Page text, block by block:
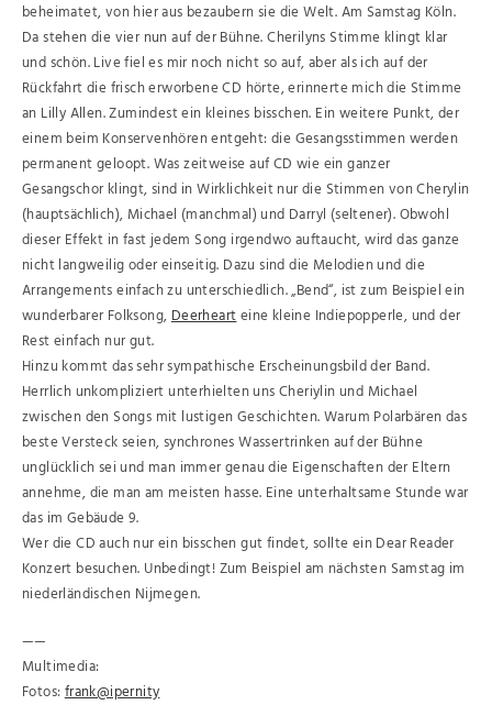
beheimatet, von hier aus bezaubern sie die Welt. Am Samstag Köln.
Da stehen die vier nun auf der Bühne. Cherilyns Stimme klingt klar
und schön. Live fiel es mir noch nicht so auf, aber als ich auf der
Rückfahrt die frisch erworbene CD hörte, erinnerte mich die Stimme
an Lilly Allen. Zumindest ein kleines bisschen. Ein weitere Punkt, der
einem beim Konservenhören entgeht: die Gesangsstimmen werden
permanent geloopt. Was zeitweise auf CD wie ein ganzer
Gesangschor klingt, sind in Wirklichkeit nur die Stimmen von Cherylin
(hauptsächlich), Michael (manchmal) und Darryl (seltener). Obwohl
dieser Effekt in fast jedem Song irgendwo auftaucht, wird das ganze
nicht langweilig oder einseitig. Dazu sind die Melodien und die
Arrangements einfach zu unterschiedlich. „Bend“, ist zum Beispiel ein
wunderbarer Folksong,Deerhearteine kleine Indiepopperle, und der
Rest einfach nur gut.
Hinzu kommt das sehr sympathische Erscheinungsbild der Band.
Herrlich unkompliziert unterhielten uns Cheriylin und Michael
zwischen den Songs mit lustigen Geschichten. Warum Polarbären das
beste Versteck seien, synchrones Wassertrinken auf der Bühne
unglücklich sei und man immer genau die Eigenschaften der Eltern
annehme, die man am meisten hasse. Eine unterhaltsame Stunde war
das im Gebäude 9.
Wer die CD auch nur ein bisschen gut findet, sollte ein Dear Reader
Konzert besuchen. Unbedingt! Zum Beispiel am nächsten Samstag im
niederländischen Nijmegen.
——
Multimedia:
Fotos:frank@ipernity